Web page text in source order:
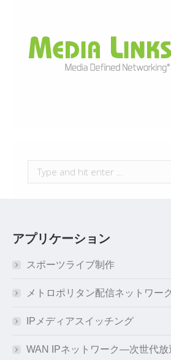
Search:
アプリケーション
スポーツライブ制作
メトロポリタン配信ネットワーク
IPメディアスイッチング
WAN IPネットワーク―次世代放